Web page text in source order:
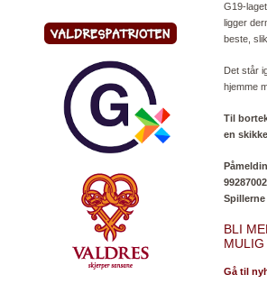
G19-
ligger
beste,
Det står
hjemme
Til
en
BLI
Gå til